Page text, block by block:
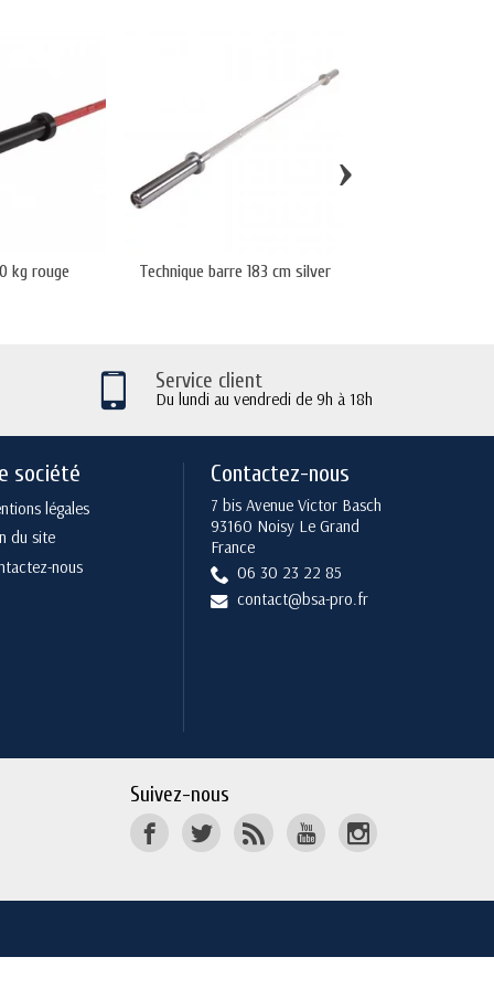
kg rouge Technique barre 183 cm silver
›
Service client
Du lundi au vendredi de 9h à 18h
société
légales
du site
nous
Contactez-nous
7 bis Avenue Victor Basch
93160 Noisy Le Grand
France
06 30 23 22 85
contact@bsa-pro.fr
Suivez-nous